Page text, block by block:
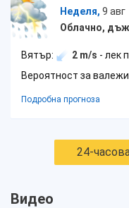
Неделя, 9 авг
Облачно,
Вятър: 2 m/s - лек
Вероятност за
Подробна прогноза
24-
Видео